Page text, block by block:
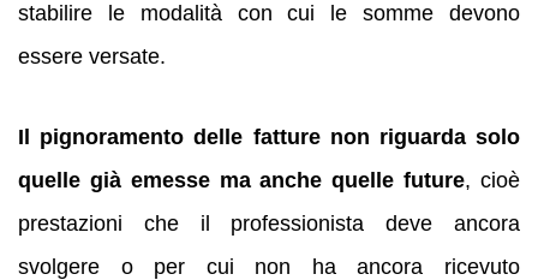
stabilire le modalità con cui le somme devono
essere versate.
Il pignoramento delle fatture non riguarda solo
quelle già emesse ma anche quelle future, cioè
prestazioni che il professionista deve ancora
svolgere o per cui non ha ancora ricevuto